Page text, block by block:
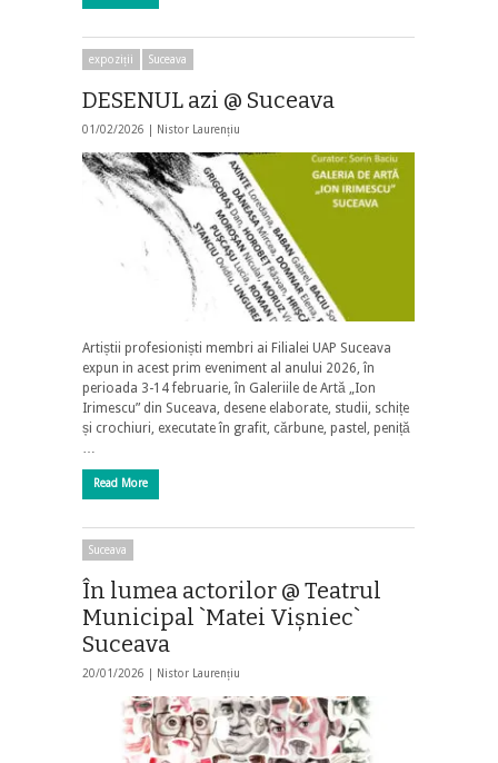
expoziții Suceava
DESENUL azi @ Suceava
01/02/2026 | Nistor Laurențiu
Artiștii profesioniști membri ai Filialei UAP Suceava
expun in acest prim eveniment al anului 2026, în
perioada 3-14 februarie, în Galeriile de Artă „Ion
Irimescu” din Suceava, desene elaborate, studii, schițe
și crochiuri, executate în grafit, cărbune, pastel, peniță
…
Read More
Suceava
În lumea actorilor @ Teatrul
Municipal `Matei Vişniec`
Suceava
20/01/2026 | Nistor Laurențiu